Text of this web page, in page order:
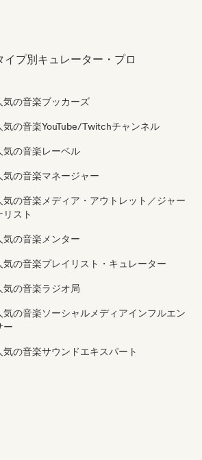
イプ別キュレーター・プロ
気の音楽ブッカーズ
気の音楽YouTube/Twitchチャンネル
気の音楽レーベル
気の音楽マネージャー
気の音楽メディア・アウトレット／ジャー
リスト
気の音楽メンター
気の音楽プレイリスト・キュレーター
気の音楽ラジオ局
気の音楽ソーシャルメディアインフルエン
ー
気の音楽サウンドエキスパート